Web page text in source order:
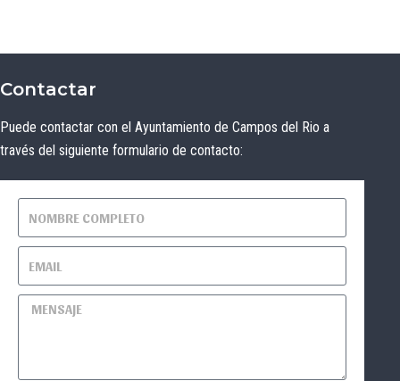
Contactar
Puede contactar con el Ayuntamiento de Campos del Rio a
través del siguiente formulario de contacto: